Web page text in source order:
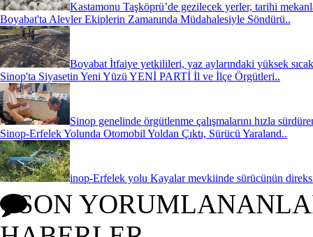
Kastamonu Taşköprü’de gezilecek yerler, tarihi
Boyabat'ta Alevler Ekiplerin Zamanında Müdahalesiyle Söndürü..
Boyabat İtfaiye yetkilileri, yaz aylarındaki yüksek
Sinop'ta Siyasetin Yeni Yüzü YENİ PARTİ İl ve İlçe Örgütleri..
Sinop genelinde örgütlenme çalışmalarını hızla
Sinop-Erfelek Yolunda Otomobil Yoldan Çıktı, Sürücü Yaraland..
inop-Erfelek yolu Kayalar mevkiinde sürücünün
SON